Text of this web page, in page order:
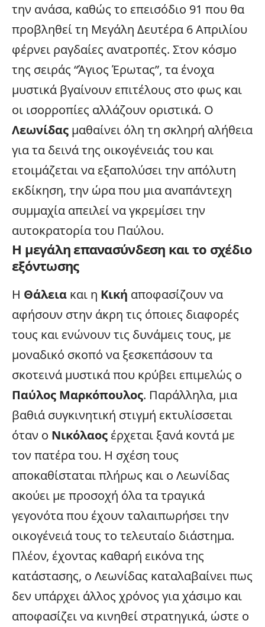
την ανάσα, καθώς το επεισόδιο 91 που θα
προβληθεί τη Μεγάλη Δευτέρα 6 Απριλίου
φέρνει ραγδαίες ανατροπές. Στον κόσμο
της σειράς “Άγιος Έρωτας”, τα ένοχα
μυστικά βγαίνουν επιτέλους στο φως και
οι ισορροπίες αλλάζουν οριστικά. Ο
Λεωνίδας μαθαίνει όλη τη σκληρή αλήθεια
για τα δεινά της οικογένειάς του και
ετοιμάζεται να εξαπολύσει την απόλυτη
εκδίκηση, την ώρα που μια αναπάντεχη
συμμαχία απειλεί να γκρεμίσει την
αυτοκρατορία του Παύλου.
Η μεγάλη επανασύνδεση και το σχέδιο
εξόντωσης
Η Θάλεια και η Κική αποφασίζουν να
αφήσουν στην άκρη τις όποιες διαφορές
τους και ενώνουν τις δυνάμεις τους, με
μοναδικό σκοπό να ξεσκεπάσουν τα
σκοτεινά μυστικά που κρύβει επιμελώς ο
Παύλος Μαρκόπουλος. Παράλληλα, μια
βαθιά συγκινητική στιγμή εκτυλίσσεται
όταν ο Νικόλαος έρχεται ξανά κοντά με
τον πατέρα του. Η σχέση τους
αποκαθίσταται πλήρως και ο Λεωνίδας
ακούει με προσοχή όλα τα τραγικά
γεγονότα που έχουν ταλαιπωρήσει την
οικογένειά τους το τελευταίο διάστημα.
Πλέον, έχοντας καθαρή εικόνα της
κατάστασης, ο Λεωνίδας καταλαβαίνει πως
δεν υπάρχει άλλος χρόνος για χάσιμο και
αποφασίζει να κινηθεί στρατηγικά, ώστε ο